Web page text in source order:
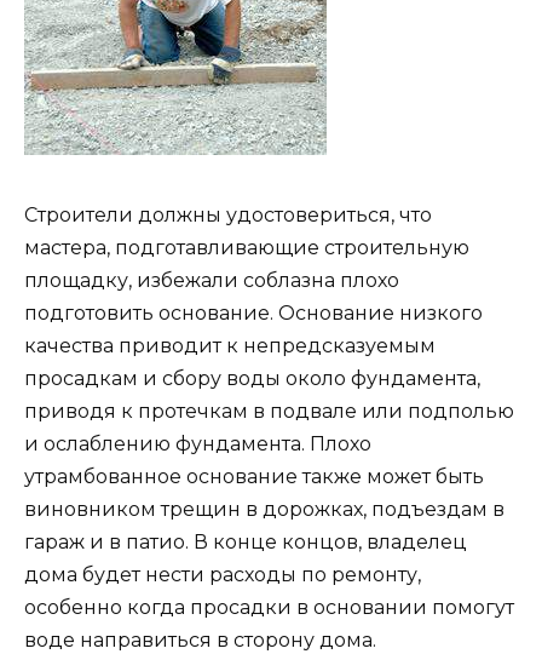
Строители должны удостовериться, что
мастера, подготавливающие строительную
площадку, избежали соблазна плохо
подготовить основание. Основание низкого
качества приводит к непредсказуемым
просадкам и сбору воды около фундамента,
приводя к протечкам в подвале или подполью
и ослаблению фундамента. Плохо
утрамбованное основание также может быть
виновником трещин в дорожках, подъездам в
гараж и в патио. В конце концов, владелец
дома будет нести расходы по ремонту,
особенно когда просадки в основании помогут
воде направиться в сторону дома.